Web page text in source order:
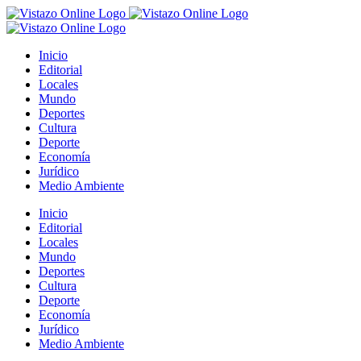
Saltar
al
Inicio
Editorial
Locales
Mundo
Deportes
Cultura
Deporte
Economía
Jurídico
Medio Ambiente
Inicio
Editorial
Locales
Mundo
Deportes
Cultura
Deporte
Economía
Jurídico
Medio Ambiente